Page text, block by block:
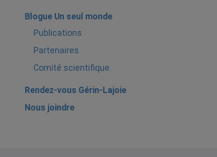
Blogue Un seul monde
Publications
Partenaires
Comité scientifique
Rendez-vous Gérin-Lajoie
Nous joindre